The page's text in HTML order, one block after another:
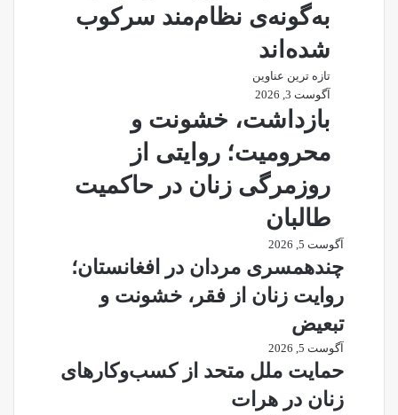
به‌گونه‌ی نظام‌مند سرکوب
شده‌اند
تازه ترین عناوین
آگوست 3, 2026
بازداشت، خشونت و
محرومیت؛ روایتی از
روزمرگی زنان در حاکمیت
طالبان
آگوست 5, 2026
چندهمسری مردان در افغانستان؛
روایت زنان از فقر، خشونت و
تبعیض
آگوست 5, 2026
حمایت ملل متحد از کسب‌وکارهای
زنان در هرات